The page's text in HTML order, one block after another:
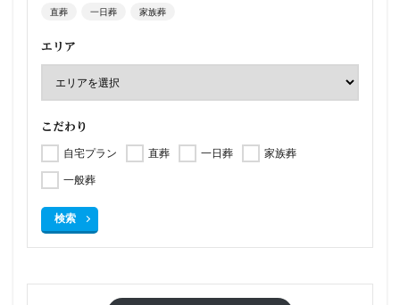
直葬 一日葬 家族葬
エリア
こだわり
自宅プラン 直葬 一日葬
家族葬
一般葬
検索